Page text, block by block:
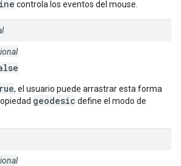
controla los eventos del mouse.
, el usuario puede arrastrar esta forma
geodesic define el modo de